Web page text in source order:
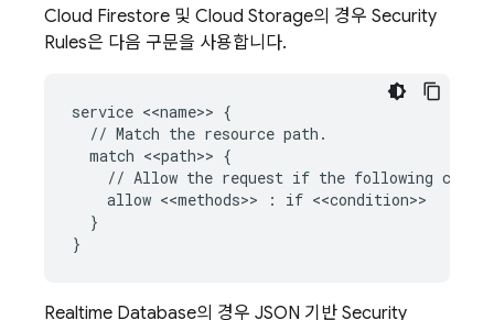
Cloud Firestore 및 Cloud Storage의 경우 Security
Rules은 다음 구문을 사용합니다.
service <<name>> {
  // Match the resource path.
  match <<path>> {
// Allow the request if the following
    allow <<methods>> : if <<condition>>
  }
Realtime Database의 경우 JSON 기반 Security